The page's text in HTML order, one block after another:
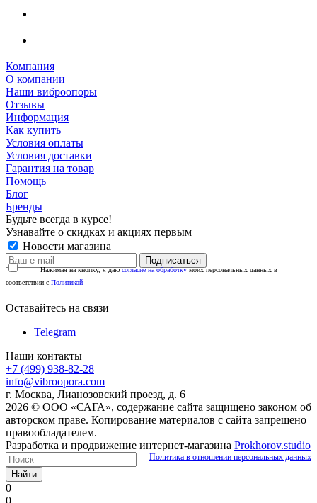
Компания
О компании
Наши виброопоры
Отзывы
Информация
Как купить
Условия оплаты
Условия доставки
Гарантия на товар
Помощь
Блог
Бренды
Будьте всегда в курсе!
Узнавайте о скидках и акциях первым
Новости магазина
Нажимая на кнопку, я даюсогласие на обработкумоих персональных данных в
соответствии с Политикой
Оставайтесь на связи
Telegram
Наши контакты
+7 (499) 938-82-28
info@vibroopora.com
г. Москва, Лианозовский проезд, д. 6
2026 © ООО «САГА», содержание сайта защищено законом об
авторском праве. Копирование материалов с сайта запрещено
правообладателем.
Разработка и продвижение интернет-магазина Prokhorov.studio
Политика в отношении персональных данных
Найти
0
0